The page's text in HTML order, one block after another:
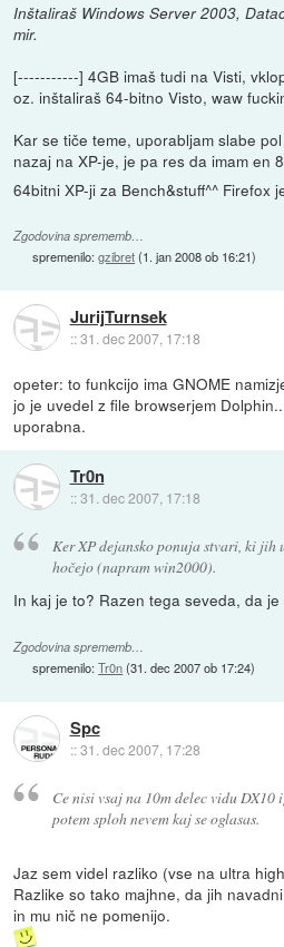
Inštaliraš Windows Server 2003,
mir.
[-----------] 4GB imaš tudi na Visti,
oz. inštaliraš 64-bitno Visto, waw
Kar se tiče teme, uporabljam slabe
nazaj na XP-je, je pa res da imam en
64bitni XP-ji za Bench&stuff^^ Firefox
Zgodovina sprememb…
spremenilo:gzibret(1. jan 2008 ob 16:21)
JurijTurnsek
::31. dec 2007, 17:18
opeter: to funkcijo ima GNOME
jo je uvedel z file browserjem
uporabna.
Tr0n
::31. dec 2007, 17:18
Ker XP dejansko ponuja stvari, ki
hočejo (napram win2000).
In kaj je to? Razen tega seveda, da
Zgodovina sprememb…
spremenilo:Tr0n(31. dec 2007 ob 17:24)
Spc
::31. dec 2007, 17:28
Ce nisi vsaj na 10m delec vidu DX10
potem sploh nevem kaj se oglasas.
Jaz sem videl razliko (vse na ultra
Razlike so tako majhne, da jih
in mu nič ne pomenijo.